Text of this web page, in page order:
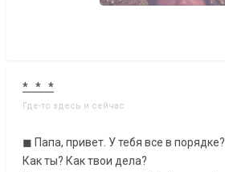
* * *
Где-то здесь и сейчас
◼ Папа, привет. У тебя все в порядке?
Как ты? Как твои дела?